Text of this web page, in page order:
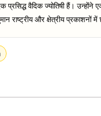
वैदिक ज्योतिषी हैं। उन्होंने एक
राष्ट्रीय और क्षेत्रीय प्रकाशनों